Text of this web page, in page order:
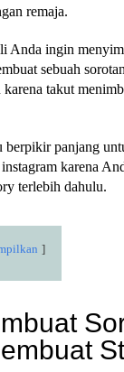
remaja.
Anda ingin
sebuah
takut
berpikir panjang
karena
terlebih dahulu.